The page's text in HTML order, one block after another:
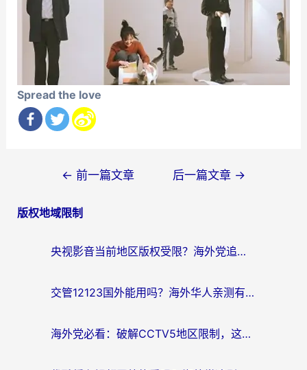
Spread the love
导
← 前一篇文章 后一篇文章 →
版权地域限制
央视影音当前地区版权受限？海外党追剧看片的终极解决方案来了
交管12123国外能用吗？海外华人亲测有效的回国加速器选择指南
海外党必看：破解CCTV5地区限制，这样看欧洲杯奥运直播才够爽！